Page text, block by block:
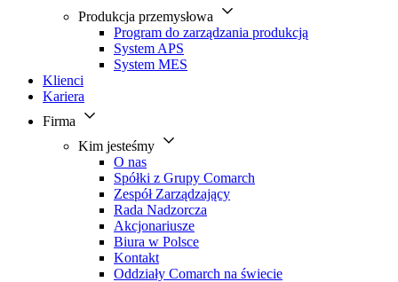
Produkcja przemysłowa
Program do zarządzania produkcją
System APS
System MES
Klienci
Kariera
Firma
Kim jesteśmy
O nas
Spółki z Grupy Comarch
Zespół Zarządzający
Rada Nadzorcza
Akcjonariusze
Biura w Polsce
Kontakt
Oddziały Comarch na świecie